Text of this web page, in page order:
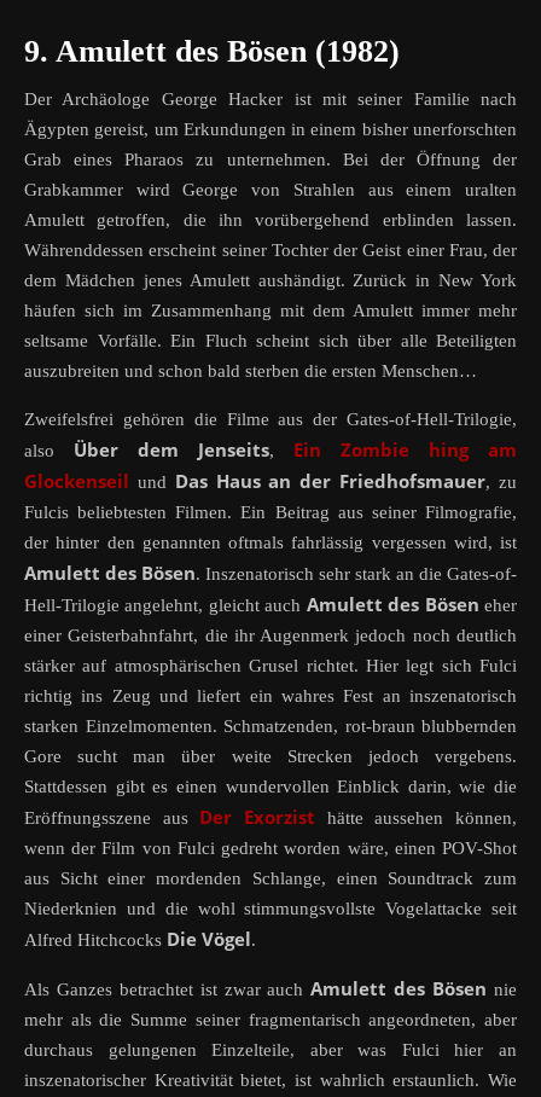
9. Amulett des Bösen (1982)
Der Archäologe George Hacker ist mit seiner Familie nach
Ägypten gereist, um Erkundungen in einem bisher unerforschten
Grab eines Pharaos zu unternehmen. Bei der Öffnung der
Grabkammer wird George von Strahlen aus einem uralten
Amulett getroffen, die ihn vorübergehend erblinden lassen.
Währenddessen erscheint seiner Tochter der Geist einer Frau, der
dem Mädchen jenes Amulett aushändigt. Zurück in New York
häufen sich im Zusammenhang mit dem Amulett immer mehr
seltsame Vorfälle. Ein Fluch scheint sich über alle Beteiligten
auszubreiten und schon bald sterben die ersten Menschen…
Zweifelsfrei gehören die Filme aus der Gates-of-Hell-Trilogie,
also Über dem Jenseits, Ein Zombie hing am
Glockenseil und Das Haus an der Friedhofsmauer, zu
Fulcis beliebtesten Filmen. Ein Beitrag aus seiner Filmografie,
der hinter den genannten oftmals fahrlässig vergessen wird, ist
Amulett des Bösen. Inszenatorisch sehr stark an die Gates-of-
Hell-Trilogie angelehnt, gleicht auch Amulett des Bösen eher
einer Geisterbahnfahrt, die ihr Augenmerk jedoch noch deutlich
stärker auf atmosphärischen Grusel richtet. Hier legt sich Fulci
richtig ins Zeug und liefert ein wahres Fest an inszenatorisch
starken Einzelmomenten. Schmatzenden, rot-braun blubbernden
Gore sucht man über weite Strecken jedoch vergebens.
Stattdessen gibt es einen wundervollen Einblick darin, wie die
Eröffnungsszene aus Der Exorzist hätte aussehen können,
wenn der Film von Fulci gedreht worden wäre, einen POV-Shot
aus Sicht einer mordenden Schlange, einen Soundtrack zum
Niederknien und die wohl stimmungsvollste Vogelattacke seit
Alfred Hitchcocks Die Vögel.
Als Ganzes betrachtet ist zwar auchAmulett des Bösen nie
mehr als die Summe seiner fragmentarisch angeordneten, aber
durchaus gelungenen Einzelteile, aber was Fulci hier an
inszenatorischer Kreativität bietet, ist wahrlich erstaunlich. Wie